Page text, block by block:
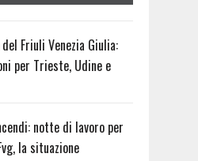
Friuli Venezia Giulia:
per Trieste, Udine e
notte di lavoro per
la situazione